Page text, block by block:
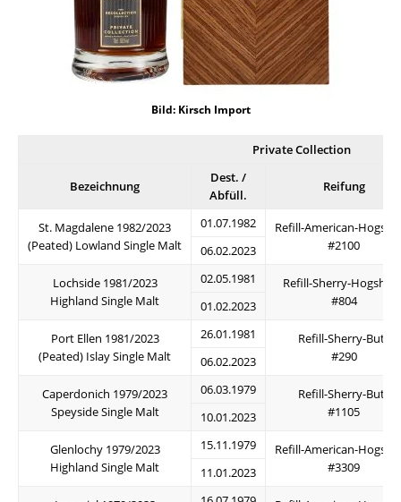
Bild: Kirsch Import
Private Collection
Bezeichnung
Dest. /
Abfüll.
Reifung
St. Magdalene 1982/2023
(Peated) Lowland Single Malt
01.07.1982
Refill-American-
#2100
06.02.2023
Lochside 1981/2023
Highland Single Malt
02.05.1981
Refill-Sherry-
#804
01.02.2023
Port Ellen 1981/2023
(Peated) Islay Single Malt
26.01.1981
Refill-Sherry-Butt
#290
06.02.2023
Caperdonich 1979/2023
Speyside Single Malt
06.03.1979
Refill-Sherry-Butt
#1105
10.01.2023
Glenlochy 1979/2023
Highland Single Malt
15.11.1979
Refill-American-
#3309
11.01.2023